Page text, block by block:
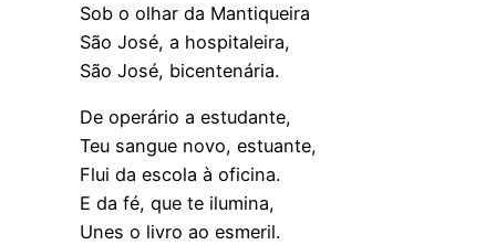
Sob o olhar da Mantiqueira
São José, a hospitaleira,
São José, bicentenária.
De operário a estudante,
Teu sangue novo, estuante,
Flui da escola à oficina.
E da fé, que te ilumina,
Unes o livro ao esmeril.